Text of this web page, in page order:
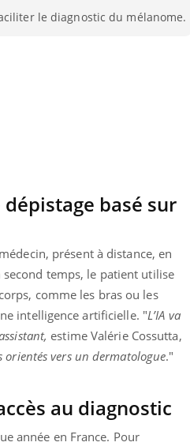
le diagnostic du mélanome.
basé sur
présent à distance, en
temps, le patient utilise
comme les bras ou les
intelligence artificielle. "L’IA va
estime Valérie Cossutta,
orientés vers un dermatologue."
au diagnostic
année en France. Pour